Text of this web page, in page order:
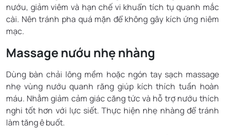
nướu, giảm viêm và hạn chế vi khuẩn tích tụ quanh mắc
cài. Nên tránh pha quá mặn để không gây kích ứng niêm
mạc.
Massage nướu nhẹ nhàng
Dùng bàn chải lông mềm hoặc ngón tay sạch massage
nhẹ vùng nướu quanh răng giúp kích thích tuần hoàn
máu. Nhằm giảm cảm giác căng tức và hỗ trợ nướu thích
nghi tốt hơn với lực siết. Thực hiện nhẹ nhàng để tránh
làm tăng ê buốt.